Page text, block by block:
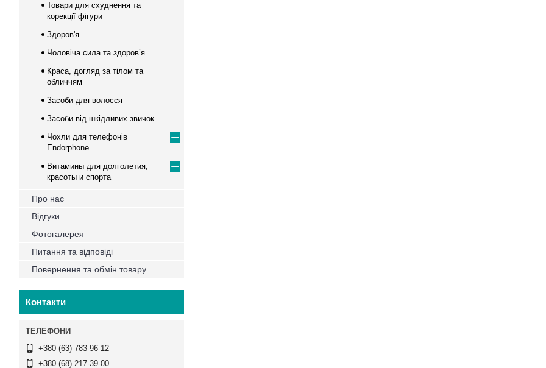
Товари для схуднення та
корекції фігури
Здоров'я
Чоловіча сила та здоров’я
Краса, догляд за тілом та
обличчям
Засоби для волосся
Засоби від шкідливих звичок
Чохли для телефонів
Endorphone
Витамины для долголетия,
красоты и спорта
Про нас
Відгуки
Фотогалерея
Питання та відповіді
Повернення та обмін товару
Контакти
+380 (63) 783-96-12
+380 (68) 217-39-00